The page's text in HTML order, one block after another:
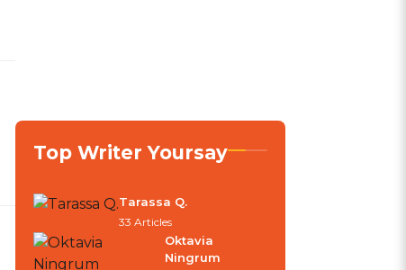
Top Writer Yoursay
Tarassa Q.
33 Articles
Oktavia
Ningrum